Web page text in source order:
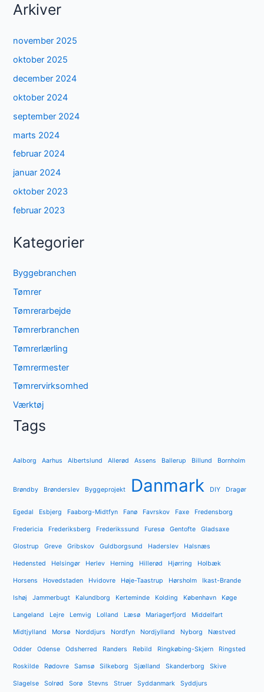
Arkiver
november 2025
oktober 2025
december 2024
oktober 2024
september 2024
marts 2024
februar 2024
januar 2024
oktober 2023
februar 2023
Kategorier
Byggebranchen
Tømrer
Tømrerarbejde
Tømrerbranchen
Tømrerlærling
Tømrermester
Tømrervirksomhed
Værktøj
Tags
Aalborg Aarhus Albertslund Allerød Assens Ballerup Billund Bornholm
Brøndby Brønderslev Byggeprojekt Danmark DIY Dragør
Egedal Esbjerg Faaborg-Midtfyn Fanø Favrskov Faxe Fredensborg
Fredericia Frederiksberg Frederikssund Furesø Gentofte Gladsaxe
Glostrup Greve Gribskov Guldborgsund Haderslev Halsnæs
Hedensted Helsingør Herlev Herning Hillerød Hjørring Holbæk
Horsens Hovedstaden Hvidovre Høje-Taastrup Hørsholm Ikast-Brande
Ishøj Jammerbugt Kalundborg Kerteminde Kolding København Køge
Langeland Lejre Lemvig Lolland Læsø Mariagerfjord Middelfart
Midtjylland Morsø Norddjurs Nordfyn Nordjylland Nyborg Næstved
Odder Odense Odsherred Randers Rebild Ringkøbing-Skjern Ringsted
Roskilde Rødovre Samsø Silkeborg Sjælland Skanderborg Skive
Slagelse Solrød Sorø Stevns Struer Syddanmark Syddjurs